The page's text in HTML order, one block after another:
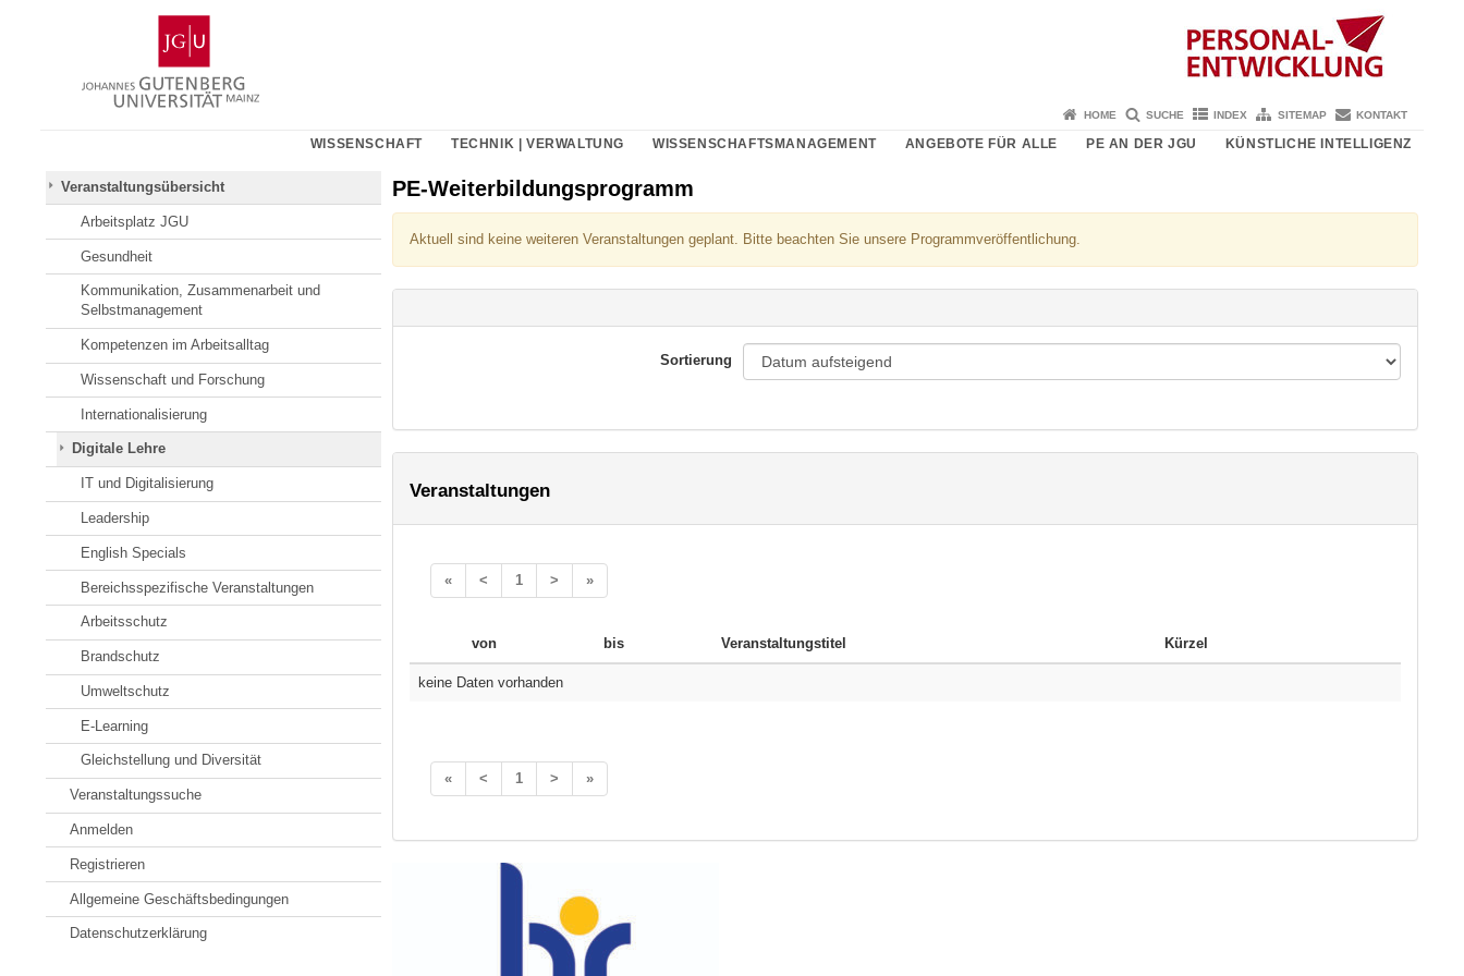
Gutenberg-
Universität
Mainz
HOME SUCHE INDEX SITEMAP KONTAKT
WISSENSCHAFT TECHNIK | VERWALTUNG WISSENSCHAFTSMANAGEMENT ANGEBOTE FÜR ALLE PE AN DER JGU KÜNSTLICHE INTELLIGENZ
Veranstaltungsübersicht
Arbeitsplatz JGU
Gesundheit
Kommunikation, Zusammenarbeit und
Selbstmanagement
Kompetenzen im Arbeitsalltag
Wissenschaft und Forschung
Internationalisierung
Digitale Lehre
IT und Digitalisierung
Leadership
English Specials
Bereichsspezifische Veranstaltungen
Arbeitsschutz
Brandschutz
Umweltschutz
E-Learning
Gleichstellung und Diversität
Veranstaltungssuche
Anmelden
Registrieren
Allgemeine Geschäftsbedingungen
Datenschutzerklärung
PE-Weiterbildungsprogramm
Aktuell sind keine weiteren Veranstaltungen geplant. Bitte beachten Sie unsere Programmveröffentlichung.
Sortierung
Veranstaltungen
« < 1 > »
von bis Veranstaltungstitel Kürzel
keine Daten vorhanden
« < 1 > »